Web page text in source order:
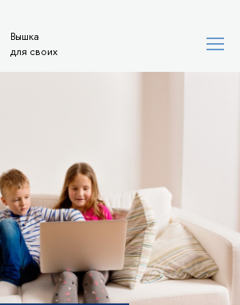
Вышка
для своих